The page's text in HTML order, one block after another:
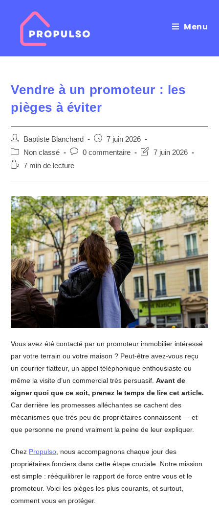
content
Menu
Vendre à un promoteur : les
pièges à éviter
Auteur/autrice
de
la
publication :
Baptiste Blanchard
Post
published:
7 juin 2026
Post
category:
Non classé
Post0 commentaire
Post7 juin 2026
Temps7 min de lecture
Vous avez été contacté par un promoteur immobilier intéressé
par votre terrain ou votre maison ? Peut-être avez-vous reçu
un courrier flatteur, un appel téléphonique enthousiaste ou
même la visite d’un commercial très persuasif.Avant de
signer quoi que ce soit, prenez le temps de lire cet article.
Car derrière les promesses alléchantes se cachent des
mécanismes que très peu de propriétaires connaissent — et
que personne ne prend vraiment la peine de leur expliquer.
Chez Propulso , nous accompagnons chaque jour des
propriétaires fonciers dans cette étape cruciale. Notre mission
est simple : rééquilibrer le rapport de force entre vous et le
promoteur. Voici les pièges les plus courants, et surtout,
comment vous en protéger.